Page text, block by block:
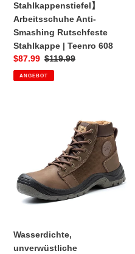
Stahlkappenstiefel】
Arbeitsschuhe Anti-
Smashing Rutschfeste
Stahlkappe | Teenro 608
Sonderpreis
$87.99 Normaler
Preis
$119.99
ANGEBOT
Arbeitsstiefel,
pannensicher,
atmungsaktiv
Wasserdichte,
unverwüstliche